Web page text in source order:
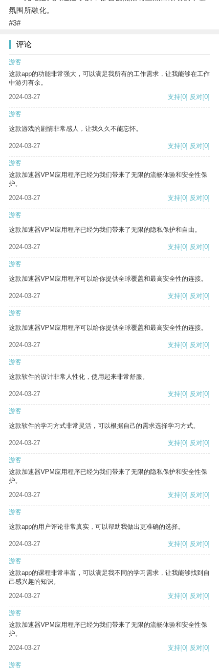
氛围所融化。
#3#
评论
游客
这款app的功能非常强大，可以满足我所有的工作需求，让我能够在工作
中游刃有余。
2024-03-27
支持[0] 反对[0]
游客
这款游戏的剧情非常感人，让我久久不能忘怀。
2024-03-27 支持[0] 反对[0]
游客
这款加速器VPM应用程序已经为我们带来了无限的流畅体验和安全性保
护。
2024-03-27
支持[0] 反对[0]
游客
这款加速器VPM应用程序已经为我们带来了无限的隐私保护和自由。
2024-03-27 支持[0] 反对[0]
游客
这款加速器VPM应用程序可以给你提供全球覆盖和最高安全性的连接。
2024-03-27 支持[0] 反对[0]
游客
这款加速器VPM应用程序可以给你提供全球覆盖和最高安全性的连接。
2024-03-27 支持[0] 反对[0]
游客
这款软件的设计非常人性化，使用起来非常舒服。
2024-03-27 支持[0] 反对[0]
游客
这款软件的学习方式非常灵活，可以根据自己的需求选择学习方式。
2024-03-27 支持[0] 反对[0]
游客
这款加速器VPM应用程序已经为我们带来了无限的隐私保护和安全性保
护。
2024-03-27
支持[0] 反对[0]
游客
这款app的用户评论非常真实，可以帮助我做出更准确的选择。
2024-03-27 支持[0] 反对[0]
游客
这款app的课程非常丰富，可以满足我不同的学习需求，让我能够找到自
己感兴趣的知识。
2024-03-27
支持[0] 反对[0]
游客
这款加速器VPM应用程序已经为我们带来了无限的流畅体验和安全性保
护。
2024-03-27
支持[0] 反对[0]
游客